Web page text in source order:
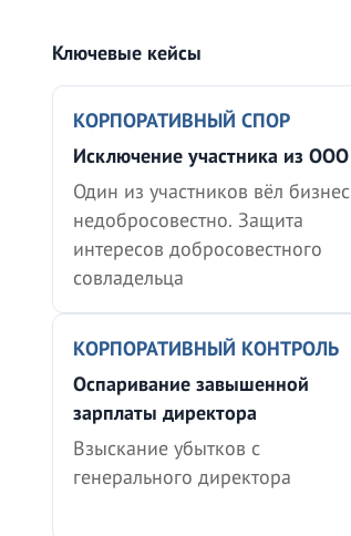
Ключевые кейсы
КОРПОРАТИВНЫЙ СПОР
Исключение участника из ООО
Один из участников вёл бизнес
недобросовестно. Защита
интересов добросовестного
совладельца
КОРПОРАТИВНЫЙ КОНТРОЛЬ
Оспаривание завышенной
зарплаты директора
Взыскание убытков с
генерального директора